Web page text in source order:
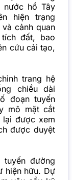
nước hồ Tây
hiện trạng
cảnh quan
đất, bao
cứu cải tạo,
trang hệ
chiều dài
đoạn tuyến
mô mặt cắt
lại được xem
được duyệt
đường
hiện hữu. Dự